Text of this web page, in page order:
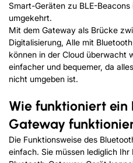
Smart-Geräten zu BLE-Beacons
umgekehrt.
Mit dem Gateway als Brücke
Digitalisierung, Alle mit
können in der Cloud überwacht
einfacher und bequemer, da
nicht umgeben ist.
Wie funktioniert ein
Gateway
Die Funktionsweise des
einfach. Sie müssen lediglich